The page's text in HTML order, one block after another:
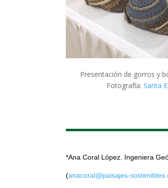
Presentación de gorros y
Fotografía: Santa
*Ana Coral López. Ingeniera
(anacoral@paisajes-